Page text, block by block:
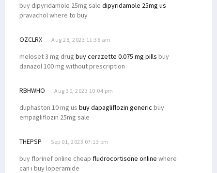
buy dipyridamole 25mg sale dipyridamole 25mg us
pravachol where to buy
OZCLRX Aug 28, 2023 11:38 am
meloset 3 mg drug buy cerazette 0.075 mg pills buy
danazol 100 mg without prescription
RBHWHO Aug 30, 2023 10:04 pm
duphaston 10 mg us buy dapagliflozin generic buy
empagliflozin 25mg sale
THEPSP Sep 01, 2023 07:13 pm
buy florinef online cheap fludrocortisone online where
can i buy loperamide